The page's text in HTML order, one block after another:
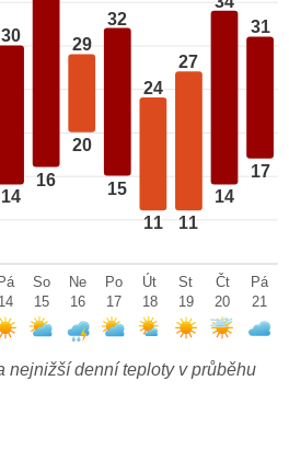
30
14
16
29
20
32
15
24
11
27
11
14
31
17
Pá
14
So
15
Ne
16
Po
17
Út
18
St
19
Čt
20
Pá
21
nejnižší denní teploty v průběhu